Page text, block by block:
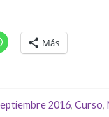
Más
2016, Curso,